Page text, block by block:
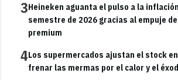
3Heineken aguanta el pulso a la
semestre de 2026 gracias al empuje
premium
4Los supermercados ajustan el stock
frenar las mermas por el calor y el